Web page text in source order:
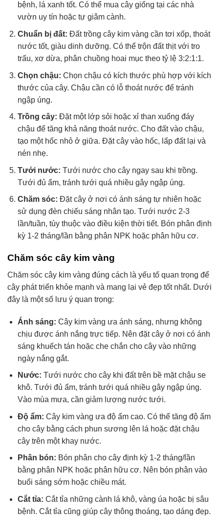
bệnh, lá xanh tốt. Có thể mua cây giống tại các nhà
vườn uy tín hoặc tự giâm cành.
Chuẩn bị đất: Đất trồng cây kim vàng cần tơi xốp, thoát
nước tốt, giàu dinh dưỡng. Có thể trộn đất thịt với tro
trấu, xơ dừa, phân chuồng hoai mục theo tỷ lệ 3:2:1:1.
Chọn chậu: Chọn chậu có kích thước phù hợp với kích
thước của cây. Chậu cần có lỗ thoát nước để tránh
ngập úng.
Trồng cây: Đặt một lớp sỏi hoặc xỉ than xuống đáy
chậu để tăng khả năng thoát nước. Cho đất vào chậu,
tạo một hốc nhỏ ở giữa. Đặt cây vào hốc, lấp đất lại và
nén nhẹ.
Tưới nước: Tưới nước cho cây ngay sau khi trồng.
Tưới đủ ẩm, tránh tưới quá nhiều gây ngập úng.
Chăm sóc: Đặt cây ở nơi có ánh sáng tự nhiên hoặc
sử dụng đèn chiếu sáng nhân tạo. Tưới nước 2-3
lần/tuần, tùy thuộc vào điều kiện thời tiết. Bón phân định
kỳ 1-2 tháng/lần bằng phân NPK hoặc phân hữu cơ.
Chăm sóc cây kim vàng
Chăm sóc cây kim vàng đúng cách là yếu tố quan trọng để
cây phát triển khỏe mạnh và mang lại vẻ đẹp tốt nhất. Dưới
đây là một số lưu ý quan trọng:
Ánh sáng: Cây kim vàng ưa ánh sáng, nhưng không
chịu được ánh nắng trực tiếp. Nên đặt cây ở nơi có ánh
sáng khuếch tán hoặc che chắn cho cây vào những
ngày nắng gắt.
Nước: Tưới nước cho cây khi đất trên bề mặt chậu se
khô. Tưới đủ ẩm, tránh tưới quá nhiều gây ngập úng.
Vào mùa mưa, cần giảm lượng nước tưới.
Độ ẩm: Cây kim vàng ưa độ ẩm cao. Có thể tăng độ ẩm
cho cây bằng cách phun sương lên lá hoặc đặt chậu
cây trên một khay nước.
Phân bón: Bón phân cho cây định kỳ 1-2 tháng/lần
bằng phân NPK hoặc phân hữu cơ. Nên bón phân vào
buổi sáng sớm hoặc chiều mát.
Cắt tỉa: Cắt tỉa những cành lá khô, vàng úa hoặc bị sâu
bệnh. Cắt tỉa cũng giúp cây thông thoáng, tạo dáng đẹp.